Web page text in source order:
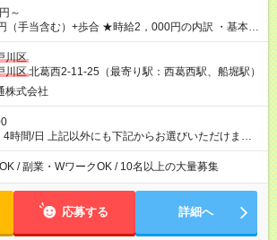
～
）+歩合 ★時給2，000円の内訳 ・基本時
円 ・燃料手当：300円 ・通信手当：100円 ・特別手
す。（2026
まで） それ以降は変更となる可能性があります。
■研修について 営業所にて入社手続
設定・研修などを10時間行います。 ◆ 研修中の
に、本採用時と異なる部分があります。 雇用形態：
間で研修が行われ、研修（10時間）中は、時給1，
ます。 研修終了後、給与は本採用時と同様に時給
川区
川区北葛西2-11-25（最寄り駅：西葛西駅、船堀駅）
株式会社
4時間/日 上記以外にも下記からお選びいただけま
、0:30～4:30（日付変わった土曜日深夜） 土
日数】 週1日から可 MAX 週4日まで
/ 副業・WワークOK / 10名以上の大量募集
応募する 詳細へ